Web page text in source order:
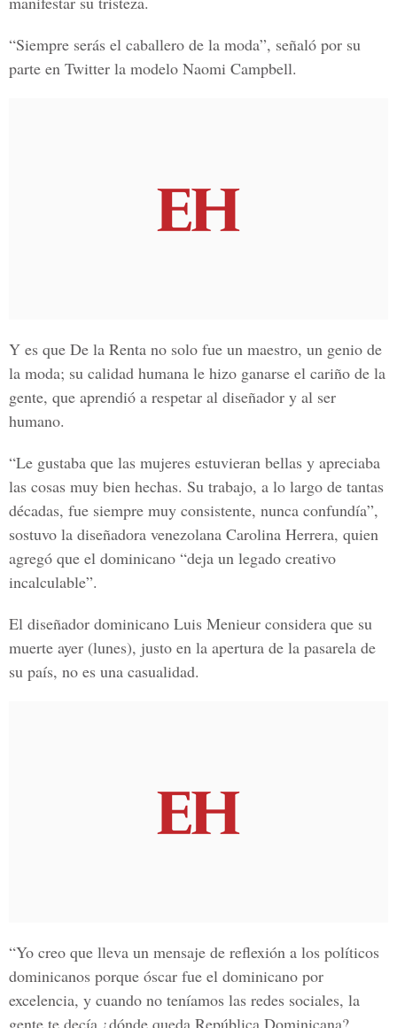
“Siempre serás el caballero de la moda”, señaló por su
parte en Twitter la modelo Naomi Campbell.
Y es que De la Renta no solo fue un maestro, un genio de
la moda; su calidad humana le hizo ganarse el cariño de la
gente, que aprendió a respetar al diseñador y al ser
humano.
“Le gustaba que las mujeres estuvieran bellas y apreciaba
las cosas muy bien hechas. Su trabajo, a lo largo de tantas
décadas, fue siempre muy consistente, nunca confundía”,
sostuvo la diseñadora venezolana Carolina Herrera, quien
agregó que el dominicano “deja un legado creativo
incalculable”.
El diseñador dominicano Luis Menieur considera que su
muerte ayer (lunes), justo en la apertura de la pasarela de
su país, no es una casualidad.
“Yo creo que lleva un mensaje de reflexión a los políticos
dominicanos porque óscar fue el dominicano por
excelencia, y cuando no teníamos las redes sociales, la
gente te decía ¿dónde queda República Dominicana?